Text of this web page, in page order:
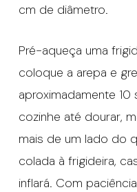
cm de diâmetro.
Pré-aqueça uma
coloque a arepa e
aproximadamente 10
cozinhe até dourar,
mais de um lado do
colada à frigideira,
inflará. Com